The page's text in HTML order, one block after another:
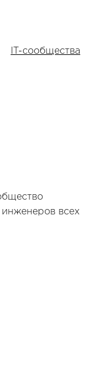
IT-сообщества
всех